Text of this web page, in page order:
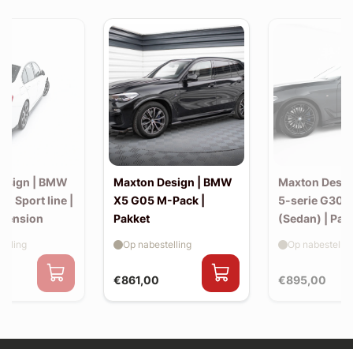
| BMW
Sport line |
Maxton Design | BMW
X5 G05 M-Pack |
Pakket
€861,00
Op nabestelling
Maxton
5-serie G30
(Sedan) |
€895,00
Op